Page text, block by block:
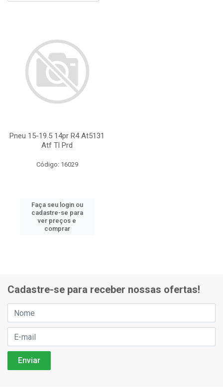
Pneu 15-19.5 14pr R4 At5131
Atf Tl Prd
Código: 16029
Faça seu login ou
cadastre-se para
ver preços e
comprar
Cadastre-se para receber nossas ofertas!